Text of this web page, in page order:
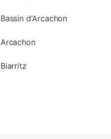
Bassin d'Arcachon
Arcachon
Biarritz